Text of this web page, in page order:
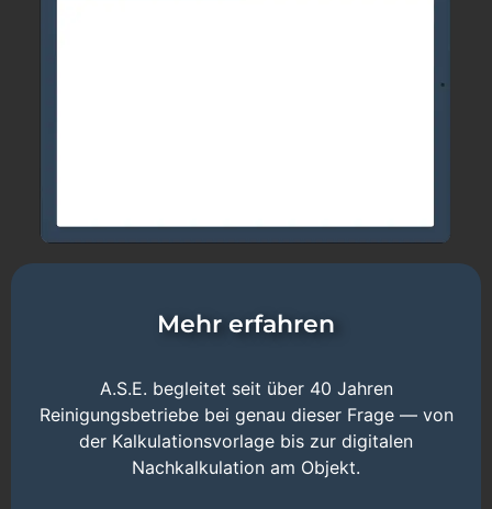
Mehr erfahren
A.S.E. begleitet seit über 40 Jahren
Reinigungsbetriebe bei genau dieser Frage — von
der Kalkulationsvorlage bis zur digitalen
Nachkalkulation am Objekt.